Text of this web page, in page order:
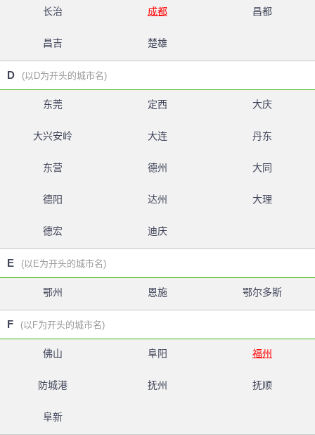
长治 成都 昌都
昌吉 楚雄
D (以D为开头的城市名)
东莞 定西 大庆
大兴安岭 大连 丹东
东营 德州 大同
德阳 达州 大理
德宏 迪庆
E (以E为开头的城市名)
鄂州 恩施 鄂尔多斯
F (以F为开头的城市名)
佛山 阜阳 福州
防城港 抚州 抚顺
阜新